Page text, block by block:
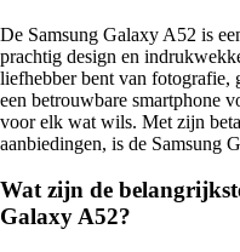
De Samsung Galaxy A52 is
prachtig design en
liefhebber bent van fotografie,
een betrouwbare smartphone
voor elk wat wils. Met zijn
aanbiedingen, is de Samsung
Wat zijn de
Galaxy A52?